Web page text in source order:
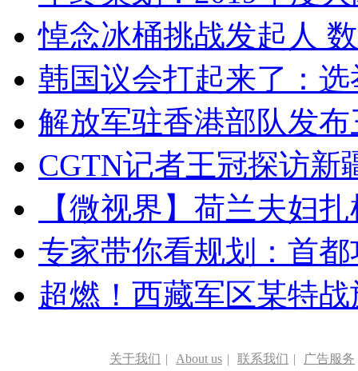
悼念冰桶挑战发起人
韩国议会打起来了：
解放军驻香港部队发
CGTN记者王冠探访新
【微视界】荷兰夫妇
专家带你看规划：首
超燃！西藏军区某特
关于我们 | About us | 联系我们 | 广告服务